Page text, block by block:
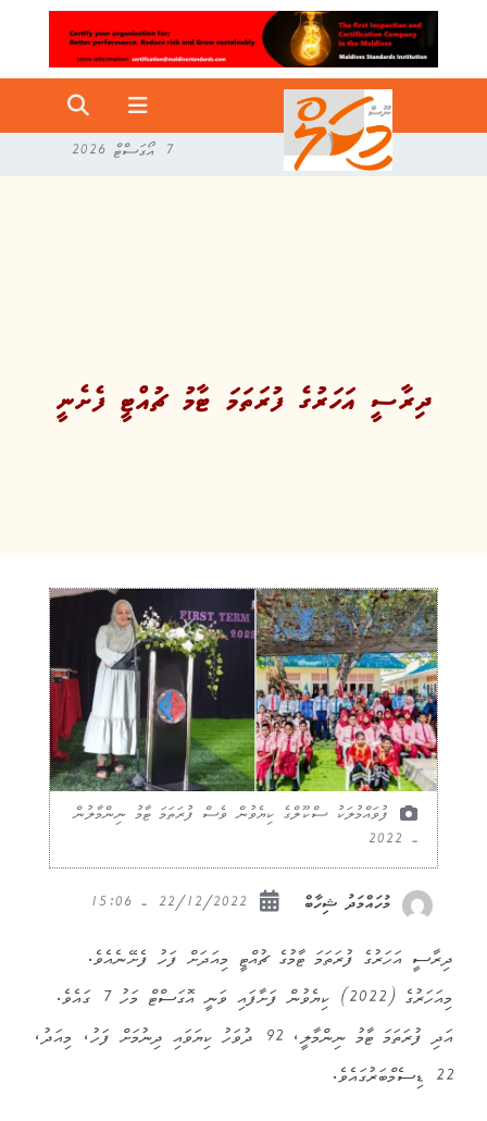
7 އޯގަސްޓް 2026
ދިރާސީ އަހަރުގެ ފުރަތަމަ ޓާމު ޗުއްޓީ ފެށެނީ
ފުވައްމުލަކު ސްކޫލްގެ ކިޔެވުން ވެސް ފުރަތަމަ ޓާމު ނިންމާލުން
- 2022
މުހައްމަދު ޝިހާބް
ދިރާސީ އަހަރުގެ ފުރަތަމަ ޓާމުގެ ޗުއްޓީ މިއަދަށް ފަހު ފެށޭނެއެވެ.
މިއަހަރުގެ (2022) ކިޔެވުން ފަށާފައި ވަނީ އޮގަސްޓް މަހު 7 ގައެވެ.
އަދި ފުރަތަމަ ޓާމު ނިންމާލީ، 92 ދުވަހު ކިޔަވައި ދިނުމަށް ފަހު، މިއަދު،
22 ޑިސެމްބަރުގައެވެ.